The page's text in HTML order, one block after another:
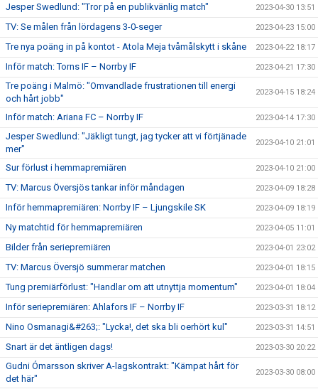
Jesper Swedlund: "Tror på en publikvänlig match" 2023-04-30 13:51
TV: Se målen från lördagens 3-0-seger 2023-04-23 15:00
Tre nya poäng in på kontot - Atola Meja tvåmålskytt i skåne 2023-04-22 18:17
Inför match: Torns IF – Norrby IF 2023-04-21 17:30
Tre poäng i Malmö: "Omvandlade frustrationen till energi
och hårt jobb"
2023-04-15 18:24
Inför match: Ariana FC – Norrby IF 2023-04-14 17:30
Jesper Swedlund: "Jäkligt tungt, jag tycker att vi förtjänade
mer"
2023-04-10 21:01
Sur förlust i hemmapremiären 2023-04-10 21:00
TV: Marcus Översjös tankar inför måndagen 2023-04-09 18:28
Inför hemmapremiären: Norrby IF – Ljungskile SK 2023-04-09 18:19
Ny matchtid för hemmapremiären 2023-04-05 11:01
Bilder från seriepremiären 2023-04-01 23:02
TV: Marcus Översjö summerar matchen 2023-04-01 18:15
Tung premiärförlust: "Handlar om att utnyttja momentum" 2023-04-01 18:04
Inför seriepremiären: Ahlafors IF – Norrby IF 2023-03-31 18:12
Nino Osmanagi&#263;: "Lycka!, det ska bli oerhört kul" 2023-03-31 14:51
Snart är det äntligen dags! 2023-03-30 20:22
Gudni Ómarsson skriver A-lagskontrakt: "Kämpat hårt för
det här"
2023-03-30 08:00